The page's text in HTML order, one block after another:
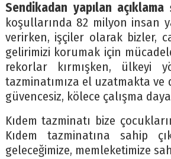
Sendikadan yapılan açıklama
koşullarında 82 milyon insan
verirken, işçiler olarak bizler,
gelirimizi korumak için
rekorlar kırmışken, ülkeyi
tazminatımıza el uzatmakta ve
güvencesiz, kölece çalışma
Kıdem tazminatı bize
Kıdem tazminatına sahip
geleceğimize, memleketimize